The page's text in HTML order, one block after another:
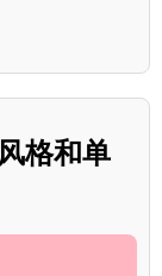
格和单